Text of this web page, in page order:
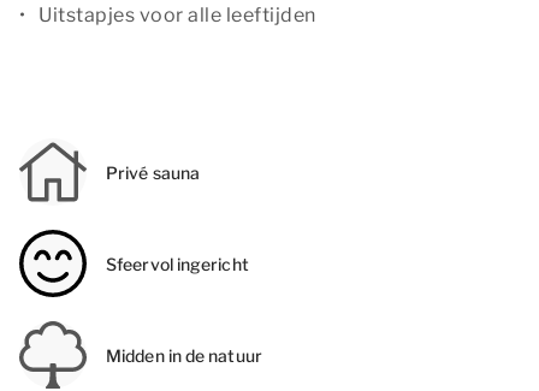
Uitstapjes voor alle leeftijden
Privé sauna
Sfeervol ingericht
Midden in de natuur